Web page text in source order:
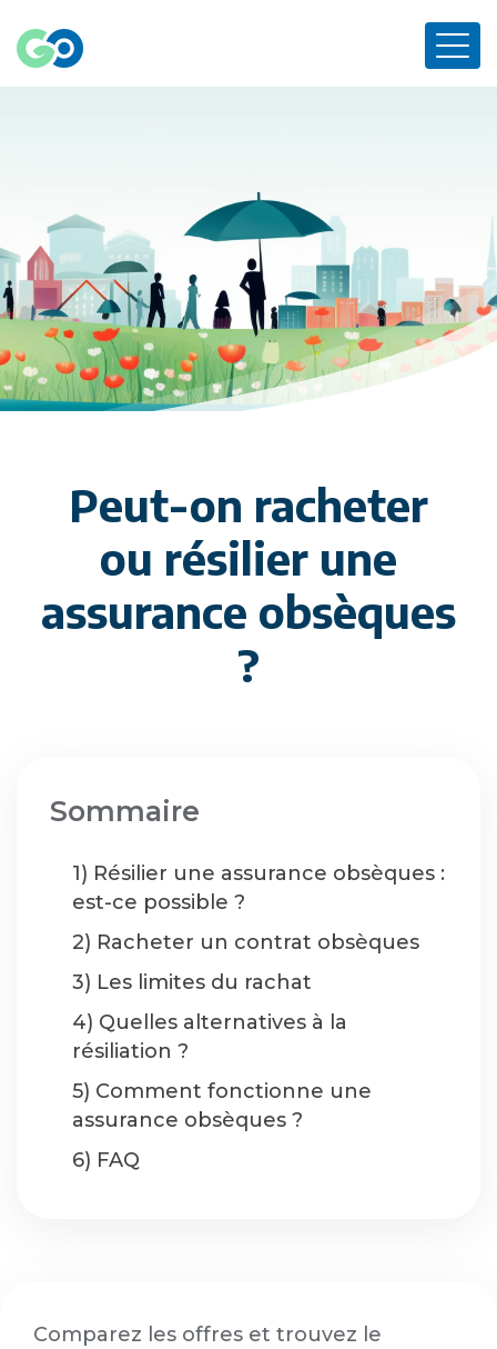
Peut-on racheter
ou résilier une
assurance obsèques
?
Sommaire
1) Résilier une assurance obsèques :
est-ce possible ?
2) Racheter un contrat obsèques
3) Les limites du rachat
4) Quelles alternatives à la
résiliation ?
5) Comment fonctionne une
assurance obsèques ?
6) FAQ
Comparez les offres et trouvez le